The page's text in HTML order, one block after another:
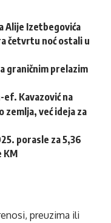
Alije Izetbegovića
četvrtu noć ostali u
graničnim prelazim
Kavazović na
zemlja, već ideja za
porasle za 5,36
KM
preuzima ili